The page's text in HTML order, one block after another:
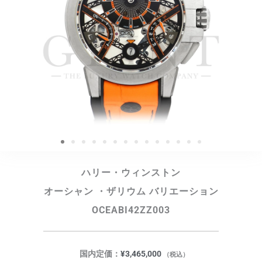
ハリー・ウィンストン
オーシャン ・ザリウム バリエーション
OCEABI42ZZ003
国内定価： ¥3,465,000 （税込）